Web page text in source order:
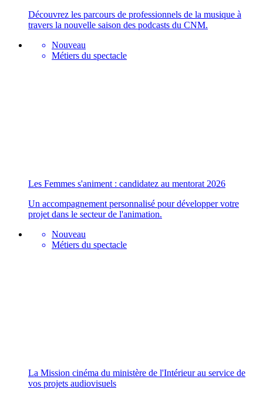
Découvrez les parcours de professionnels de la musique à
travers la nouvelle saison des podcasts du CNM.
Nouveau
Métiers du spectacle
Les Femmes s'animent : candidatez au mentorat 2026
Un accompagnement personnalisé pour développer votre
projet dans le secteur de l'animation.
Nouveau
Métiers du spectacle
La Mission cinéma du ministère de l'Intérieur au service de
vos projets audiovisuels